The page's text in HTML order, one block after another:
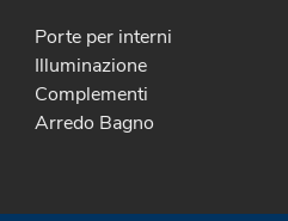
Porte per interni
Illuminazione
Complementi
Arredo Bagno